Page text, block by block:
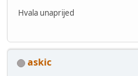
Hvala unaprijed
askic